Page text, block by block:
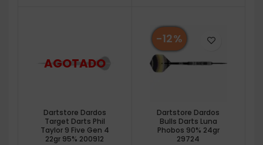
Dartstore Dardos
Target Darts Phil
Taylor 9 Five Gen 4
22gr 95% 200912
-12%
Dartstore Dardos
Bulls Darts Luna
Phobos 90% 24gr
29724